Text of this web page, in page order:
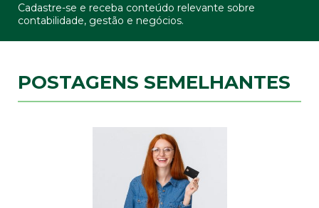
Cadastre-se e receba conteúdo relevante sobre
contabilidade, gestão e negócios.
POSTAGENS SEMELHANTES